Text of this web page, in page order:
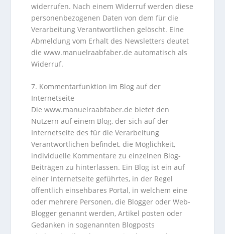
widerrufen. Nach einem Widerruf werden diese
personenbezogenen Daten von dem für die
Verarbeitung Verantwortlichen gelöscht. Eine
Abmeldung vom Erhalt des Newsletters deutet
die www.manuelraabfaber.de automatisch als
Widerruf.
7. Kommentarfunktion im Blog auf der
Internetseite
Die www.manuelraabfaber.de bietet den
Nutzern auf einem Blog, der sich auf der
Internetseite des für die Verarbeitung
Verantwortlichen befindet, die Möglichkeit,
individuelle Kommentare zu einzelnen Blog-
Beiträgen zu hinterlassen. Ein Blog ist ein auf
einer Internetseite geführtes, in der Regel
öffentlich einsehbares Portal, in welchem eine
oder mehrere Personen, die Blogger oder Web-
Blogger genannt werden, Artikel posten oder
Gedanken in sogenannten Blogposts